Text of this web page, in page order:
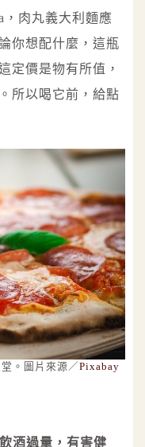
，肉丸義大利麵應
你想配什麼，這瓶
定價是物有所值，
所以喝它前，給點
。圖片來源／ Pixabay
酒過量，有害健